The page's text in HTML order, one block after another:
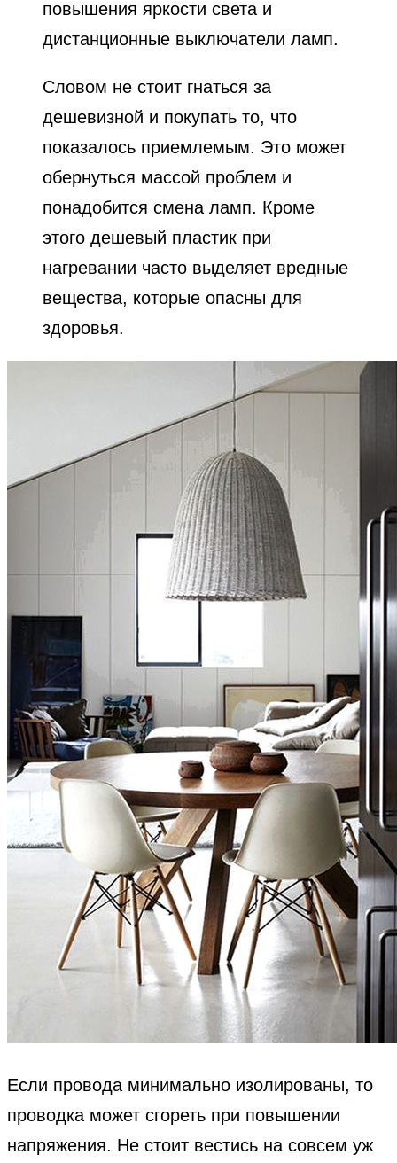
повышения яркости света и
дистанционные выключатели ламп.
Словом не стоит гнаться за
дешевизной и покупать то, что
показалось приемлемым. Это может
обернуться массой проблем и
понадобится смена ламп. Кроме
этого дешевый пластик при
нагревании часто выделяет вредные
вещества, которые опасны для
здоровья.
Если провода минимально изолированы, то
проводка может сгореть при повышении
напряжения. Не стоит вестись на совсем уж